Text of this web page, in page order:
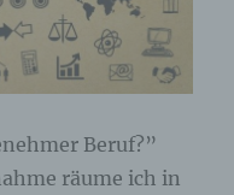
Beruf?”
räume ich in